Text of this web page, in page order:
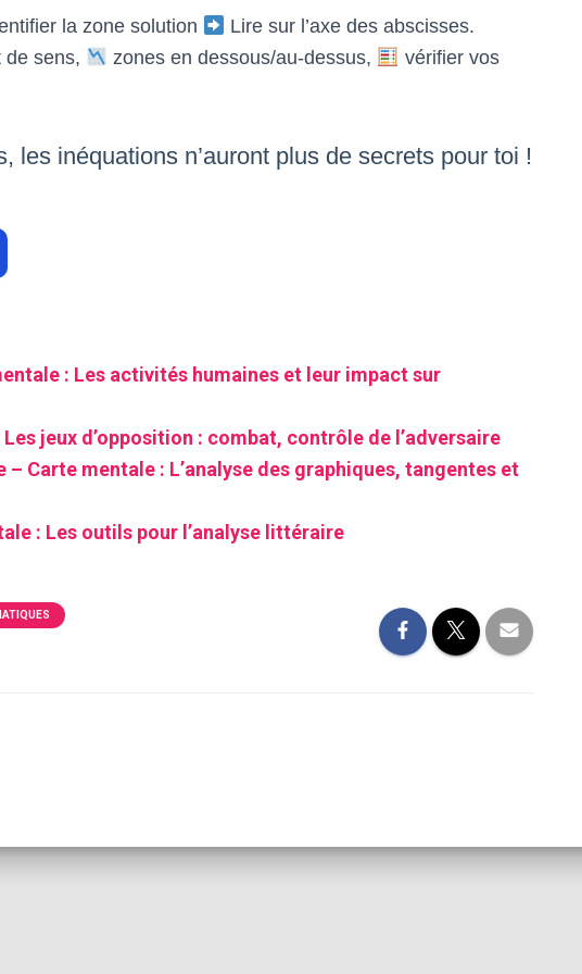
la zone solution
Lire sur l’axe des abscisses.
de sens, zones en dessous/au-dessus,
vérifier vos
les inéquations n’auront plus de secrets pour toi !
: Les activités humaines et leur impact sur
jeux d’opposition : combat, contrôle de l’adversaire
Carte mentale : L’analyse des graphiques, tangentes et
: Les outils pour l’analyse littéraire